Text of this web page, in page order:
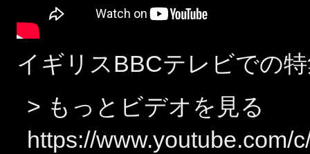
イギリスBBCテレビでの
> もっとビデオを見る
https://www.youtube.com/